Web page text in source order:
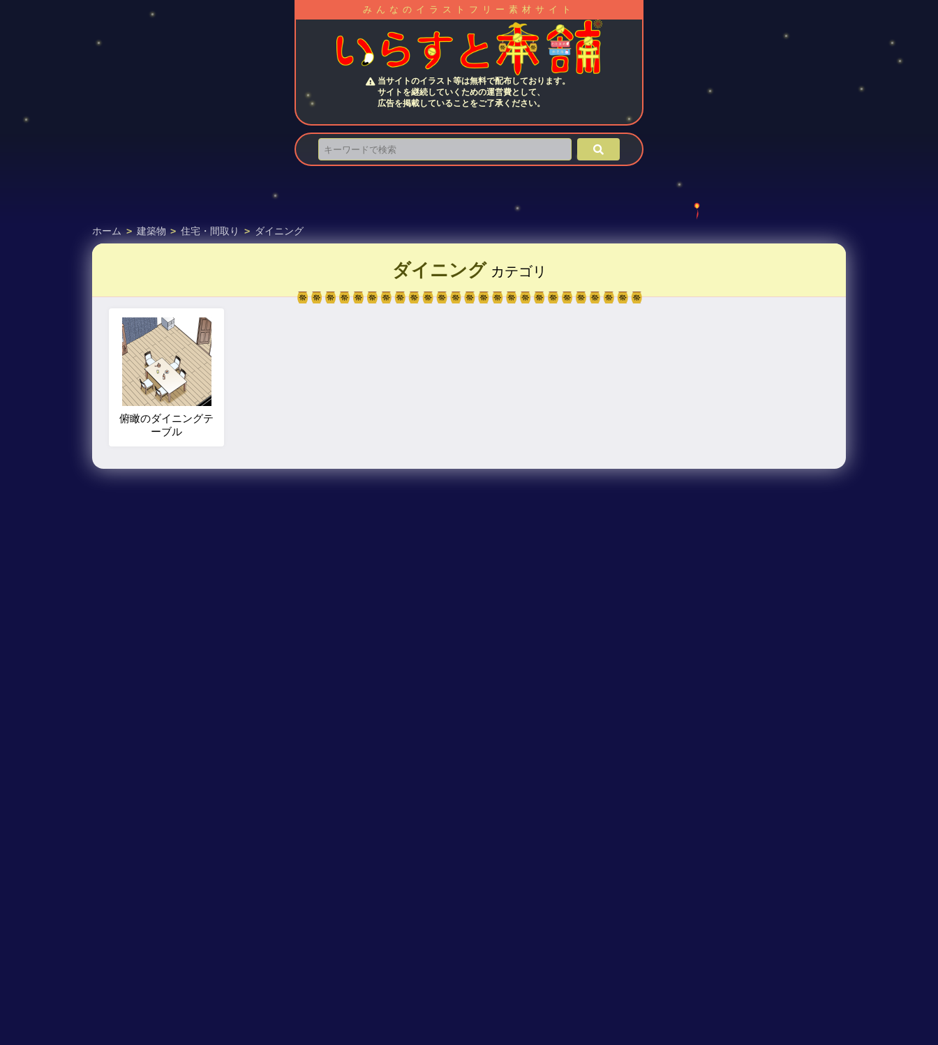
みんなのイラストフリー素材サイト
当サイトのイラスト等は無料で配布しております。
サイトを継続していくための運営費として、
広告を掲載していることをご了承ください。
ホーム > 建築物 > 住宅・間取り > ダイニング
ダイニング カテゴリ
俯瞰のダイニングテ
ーブル